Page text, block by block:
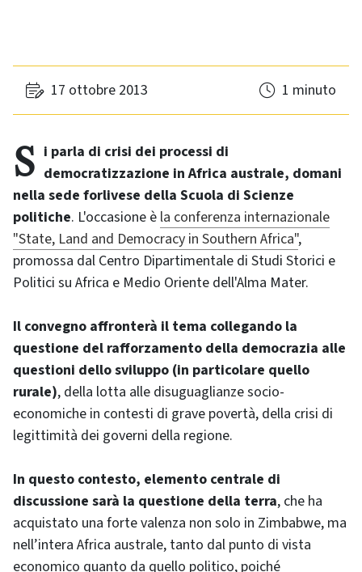
17 ottobre 2013 1 minuto
Si parla di crisi dei processi di democratizzazione in Africa australe, domani
nella sede forlivese della Scuola di Scienze
politiche. L'occasione è la conferenza internazionale
"State, Land and Democracy in Southern Africa",
promossa dal Centro Dipartimentale di Studi Storici e
Politici su Africa e Medio Oriente dell'Alma Mater.
Il convegno affronterà il tema collegando la
questione del rafforzamento della democrazia alle
questioni dello sviluppo (in particolare quello
rurale), della lotta alle disuguaglianze socio-
economiche in contesti di grave povertà, della crisi di
legittimità dei governi della regione.
In questo contesto, elemento centrale di
discussione sarà la questione della terra, che ha
acquistato una forte valenza non solo in Zimbabwe, ma
nell’intera Africa australe, tanto dal punto di vista
economico quanto da quello politico, poiché